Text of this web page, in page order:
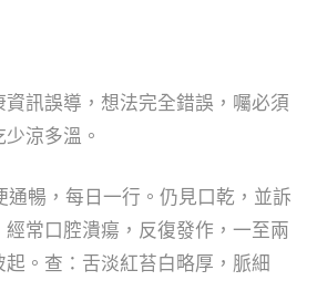
訊誤導，想法完全錯誤，囑必須
涼多溫。
通暢，每日一行。仍見口乾，並訴
常口腔潰瘍，反復發作，一至兩
。查：舌淡紅苔白略厚，脈細